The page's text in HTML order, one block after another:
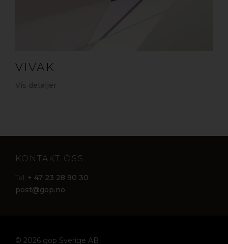
VIVAK
Vis detaljer
KONTAKT OSS
Tel: + 47 23 28 90 30
post@gop.no
© 2026 gop Sverige AB